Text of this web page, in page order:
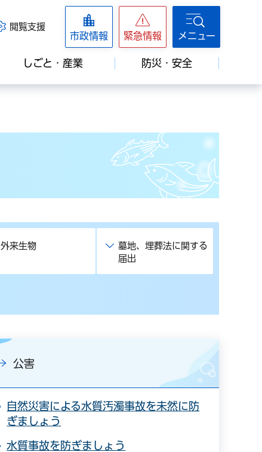
閲覧支援
市政情報 緊急情報 メニュー
しごと・産業 防災・安全
外来生物
墓地、埋葬法に関する
届出
公害
自然災害による水質汚濁事故を未然に防
ぎましょう
水質事故を防ぎましょう